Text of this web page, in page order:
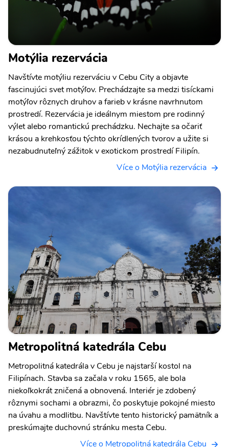
Motýlia rezervácia
Navštívte motýliu rezerváciu v Cebu City a objavte
fascinujúci svet motýľov. Prechádzajte sa medzi tisíckami
motýľov rôznych druhov a farieb v krásne navrhnutom
prostredí. Rezervácia je ideálnym miestom pre rodinný
výlet alebo romantickú prechádzku. Nechajte sa očariť
krásou a krehkosťou týchto okrídlených tvorov a užite si
nezabudnuteľný zážitok v exotickom prostredí Filipín.
Více o Motýlia rezervácia
Metropolitná katedrála Cebu
Metropolitná katedrála v Cebu je najstarší kostol na
Filipínach. Stavba sa začala v roku 1565, ale bola
niekoľkokrát zničená a obnovená. Interiér je zdobený
rôznymi sochami a obrazmi, čo poskytuje pokojné miesto
na úvahu a modlitbu. Navštívte tento historický pamätník a
preskúmajte duchovnú stránku mesta Cebu.
Více o Metropolitná katedrála Cebu